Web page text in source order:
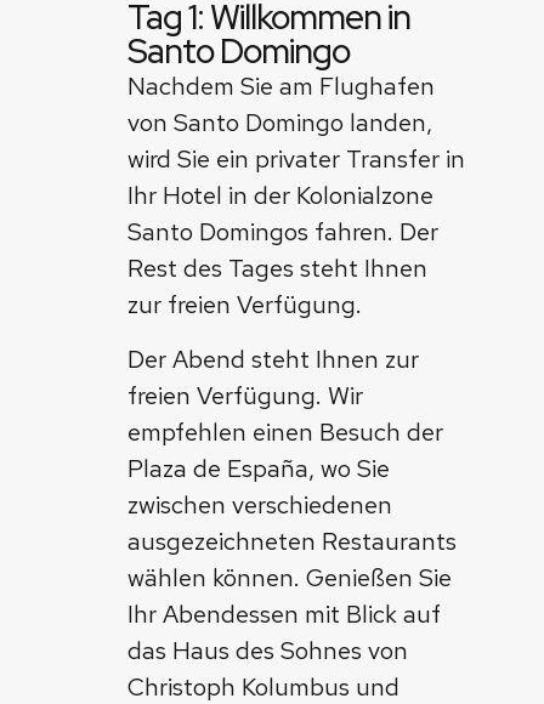
Tag 1: Willkommen in
Santo Domingo
Nachdem Sie am Flughafen
von Santo Domingo landen,
wird Sie ein privater Transfer in
Ihr Hotel in der Kolonialzone
Santo Domingos fahren. Der
Rest des Tages steht Ihnen
zur freien Verfügung.
Der Abend steht Ihnen zur
freien Verfügung. Wir
empfehlen einen Besuch der
Plaza de España, wo Sie
zwischen verschiedenen
ausgezeichneten Restaurants
wählen können. Genießen Sie
Ihr Abendessen mit Blick auf
das Haus des Sohnes von
Christoph Kolumbus und